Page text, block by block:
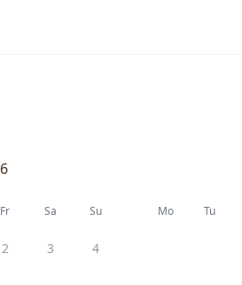
Fr Sa Su
2 3 4
Mo Tu